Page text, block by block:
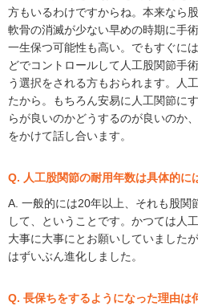
方もいるわけですからね。本来なら
軟骨の消滅が少ない早めの時期に手
一生保つ可能性も高い。でもすぐに
どでコントロールして人工股関節手
う選択をされる方もおられます。人
たから。もちろん安易に人工関節に
らが良いのかどうするのが良いのか
をかけて話し合います。
Q. 人工股関節の耐用年数は具体的に
A. 一般的には20年以上、それも股関
して、ということです。かつては人
大事に大事にとお願いしていました
はずいぶん進化しました。
Q. 長保ちをするようになった理由は